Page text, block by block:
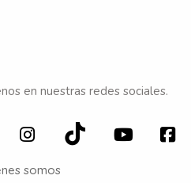
en nuestras redes sociales.
somos